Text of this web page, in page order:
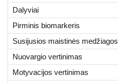
Dalyviai
Pirminis biomarkeris
Susijusios maistinės medžiagos
Nuovargio vertinimas
Motyvacijos vertinimas